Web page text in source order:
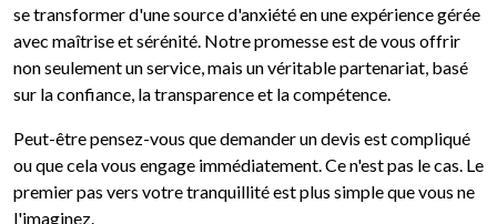
se transformer d'une source d'anxiété en une expérience gérée
avec maîtrise et sérénité. Notre promesse est de vous offrir
non seulement un service, mais un véritable partenariat, basé
sur la confiance, la transparence et la compétence.
Peut-être pensez-vous que demander un devis est compliqué
ou que cela vous engage immédiatement. Ce n'est pas le cas. Le
premier pas vers votre tranquillité est plus simple que vous ne
l'imaginez.